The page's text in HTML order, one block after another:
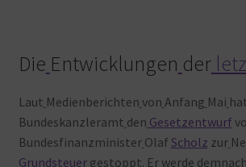
Die Entwicklungen der
Laut Medienberichten von Anfang Mai
Bundeskanzleramt den Gesetzentwurf
Bundesfinanzminister Olaf Scholz zur
Grundsteuergestoppt. Er werde demnach